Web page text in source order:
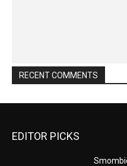
RECENT COMMENTS
EDITOR PICKS